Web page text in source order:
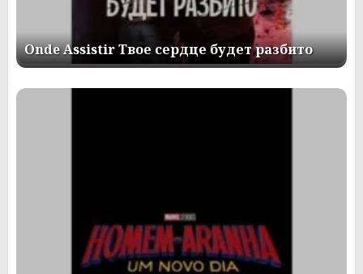
Onde Assistir Твое сердце будет разбито